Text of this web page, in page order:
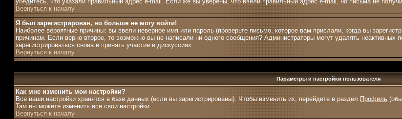
Вернуться к началу
Я был зарегистрирован, но больше не могу войти!
Наиболее вероятные причины: вы ввели неверное имя или пароль (проверьте письмо, которое вам прислали, когда вы
причинам. Если верно второе, то возможно вы не написали ни одного сообщения? Администраторы могут удалять
зарегистрироваться снова и принять участие в дискуссиях.
Вернуться к началу
Параметры и настройки пользователя
Как мне изменить мои настройки?
Все ваши настройки хранятся в базе данных (если вы зарегистрированы). Чтобы изменить их, перейдите в раздел Профиль
Там вы можете изменить все свои настройки
Вернуться к началу